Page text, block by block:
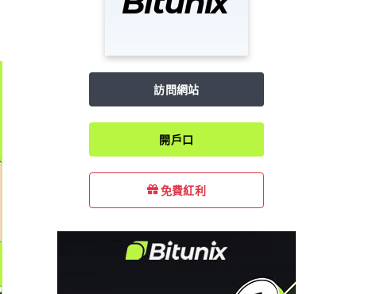
訪問網站
開戶口
免費紅利